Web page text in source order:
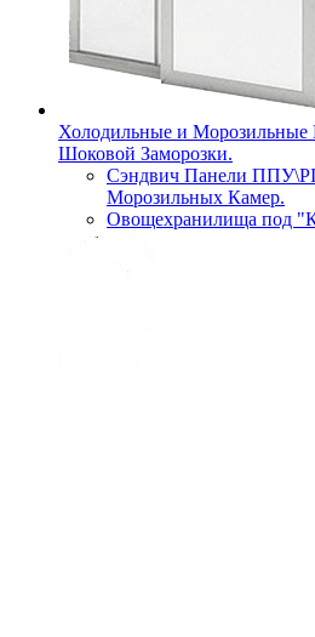
Холодильные и
Шоковой Заморозки.
Сэндвич Панели
Морозильных Камер.
Овощехранилища под